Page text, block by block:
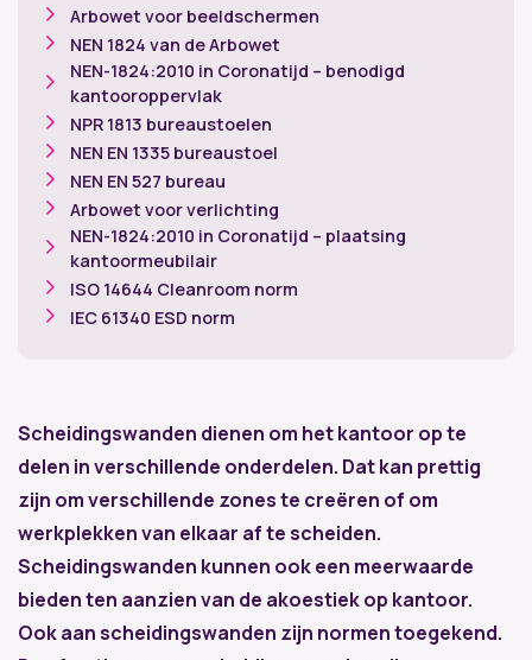
Arbowet voor beeldschermen
NEN 1824 van de Arbowet
NEN-1824:2010 in Coronatijd – benodigd
kantooroppervlak
NPR 1813 bureaustoelen
NEN EN 1335 bureaustoel
NEN EN 527 bureau
Arbowet voor verlichting
NEN-1824:2010 in Coronatijd – plaatsing
kantoormeubilair
ISO 14644 Cleanroom norm
IEC 61340 ESD norm
Scheidingswanden dienen om het kantoor op te
delen in verschillende onderdelen. Dat kan prettig
zijn om verschillende zones te creëren of om
werkplekken van elkaar af te scheiden.
Scheidingswanden kunnen ook een meerwaarde
bieden ten aanzien van de akoestiek op kantoor.
Ook aan scheidingswanden zijn normen toegekend.